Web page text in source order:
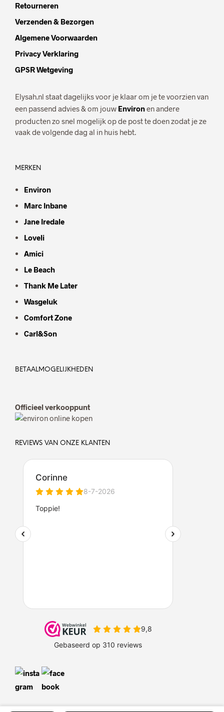
Retourneren
Verzenden & Bezorgen
Algemene Voorwaarden
Privacy Verklaring
GPSR Wetgeving
Elysah.nl staat dagelijks voor je klaar om je te voorzien van
een passend advies & om jouw Environen andere
producten zo snel mogelijk op de post te doen zodat je ze
vaak de volgende dag al in huis hebt.
MERKEN
Environ
Marc Inbane
Jane Iredale
Loveli
Amici
Le Beach
Thank Me Later
Wasgeluk
Comfort Zone
Carl&Son
BETAALMOGELIJKHEDEN
Officieel verkooppunt
REVIEWS VAN ONZE KLANTEN